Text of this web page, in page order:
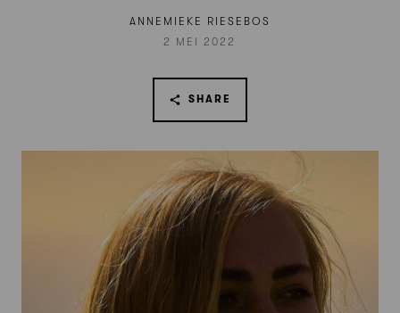
ANNEMIEKE RIESEBOS
2 MEI 2022
SHARE